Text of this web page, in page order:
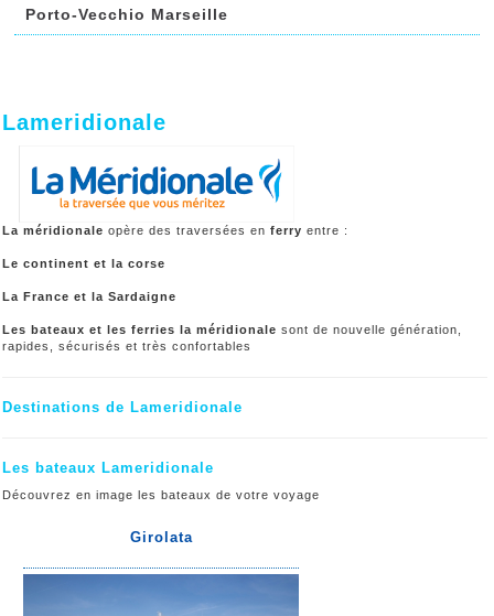
Porto-Vecchio Marseille
Lameridionale
La méridionale opère des traversées en ferry entre :
Le continent et la corse
La France et la Sardaigne
Les bateaux et les ferries la méridionale sont de nouvelle génération,
rapides, sécurisés et très confortables
Destinations de Lameridionale
Les bateaux Lameridionale
Découvrez en image les bateaux de votre voyage
Girolata